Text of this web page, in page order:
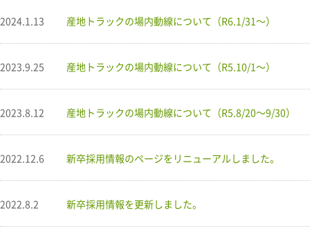
2024.1.13 産地トラックの場内動線について（R6.1/31～）
2023.9.25 産地トラックの場内動線について（R5.10/1～）
2023.8.12 産地トラックの場内動線について（R5.8/20～9/30）
2022.12.6 新卒採用情報のページをリニューアルしました。
2022.8.2 新卒採用情報を更新しました。